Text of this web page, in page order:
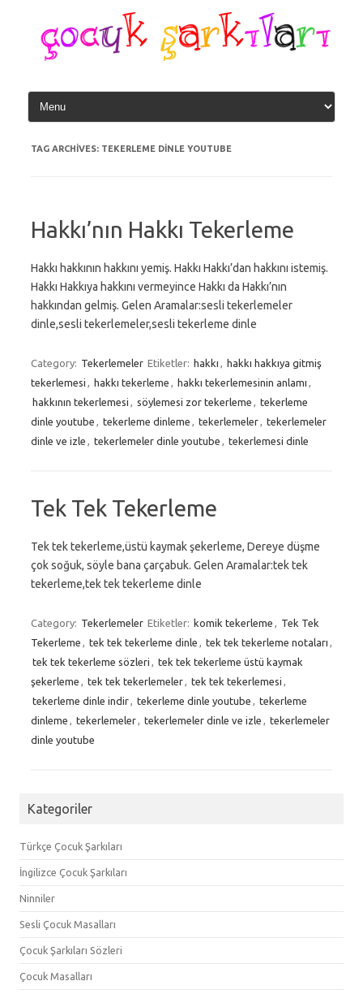
content
TAG ARCHIVES: TEKERLEME DINLE YOUTUBE
Hakkı’nın Hakkı Tekerleme
Hakkı hakkının hakkını yemiş. Hakkı Hakkı’dan hakkını istemiş.
Hakkı Hakkıya hakkını vermeyince Hakkı da Hakkı’nın
hakkından gelmiş. Gelen Aramalar:sesli tekerlemeler
dinle,sesli tekerlemeler,sesli tekerleme dinle
Category: Tekerlemeler Etiketler: hakkı
hakkı hakkıya gitmiş
tekerlemesi
hakkı tekerleme hakkı tekerlemesinin anlamı
hakkının tekerlemesi
söylemesi zor tekerleme
tekerleme
dinle youtube
tekerleme dinleme tekerlemeler
tekerlemeler
dinle ve izle
tekerlemeler dinle youtube tekerlemesi dinle
Tek Tek Tekerleme
Tek tek tekerleme,üstü kaymak şekerleme, Dereye düşme
çok soğuk, söyle bana çarçabuk. Gelen Aramalar:tek tek
tekerleme,tek tek tekerleme dinle
Category: Tekerlemeler Etiketler: komik tekerleme
Tek Tek
Tekerleme
tek tek tekerleme dinle tek tek tekerleme notaları
tek tek tekerleme sözleri
tek tek tekerleme üstü kaymak
şekerleme
tek tek tekerlemeler tek tek tekerlemesi
tekerleme dinle indir
tekerleme dinle youtube
tekerleme
dinleme
tekerlemeler tekerlemeler dinle ve izle
tekerlemeler
dinle youtube
Kategoriler
Türkçe Çocuk Şarkıları
İngilizce Çocuk Şarkıları
Ninniler
Sesli Çocuk Masalları
Çocuk Şarkıları Sözleri
Çocuk Masalları